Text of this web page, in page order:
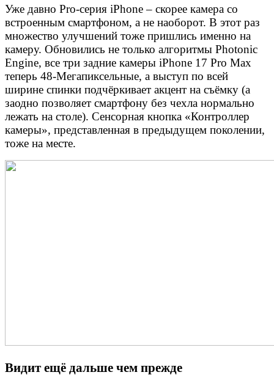
Уже давно Pro-серия iPhone – скорее камера со
встроенным смартфоном, а не наоборот. В этот раз
множество улучшений тоже пришлись именно на
камеру. Обновились не только алгоритмы Photonic
Engine, все три задние камеры iPhone 17 Pro Max
теперь 48-Мегапиксельные, а выступ по всей
ширине спинки подчёркивает акцент на съёмку (а
заодно позволяет смартфону без чехла нормально
лежать на столе). Сенсорная кнопка «Контроллер
камеры», представленная в предыдущем поколении,
тоже на месте.
Видит ещё дальше чем прежде